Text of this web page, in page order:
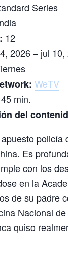
Series
12
2026 – jul 10,
WeTV
45 min.
del
policía
Es
con los
en la
de su padre
Nacional
quiso